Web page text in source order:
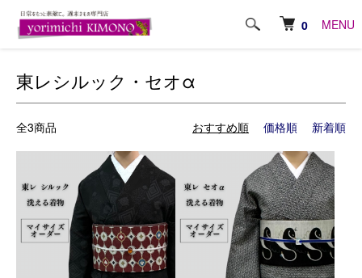
0 MENU
ホーム マイサイズオーダー
東レシルック・セオα
全3商品 おすすめ順 価格順 新着順